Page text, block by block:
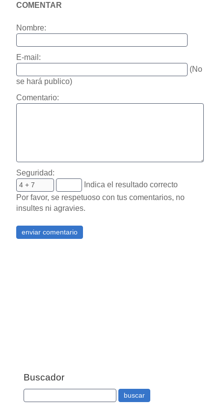
COMENTAR
Nombre:
E-mail:
(No
se hará publico)
Comentario:
Seguridad:
Indica el resultado correcto
Por favor, se respetuoso con tus comentarios, no
insultes ni agravies.
Buscador